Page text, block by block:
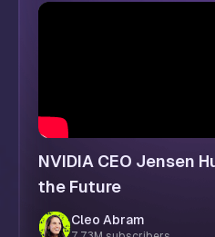
NVIDIA CEO Jensen
the Future
Cleo Abram